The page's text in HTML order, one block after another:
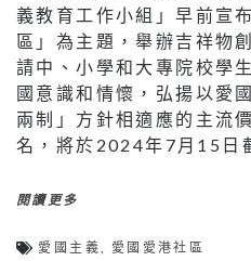
義教育工作小組」早前宣
區」為主題，舉辦吉祥物
請中、小學和大專院校學
國意識和情懷，弘揚以愛
兩制」方針相適應的主流
名，將於2024年7月15日
閱讀更多
愛國主義 愛國愛港社區